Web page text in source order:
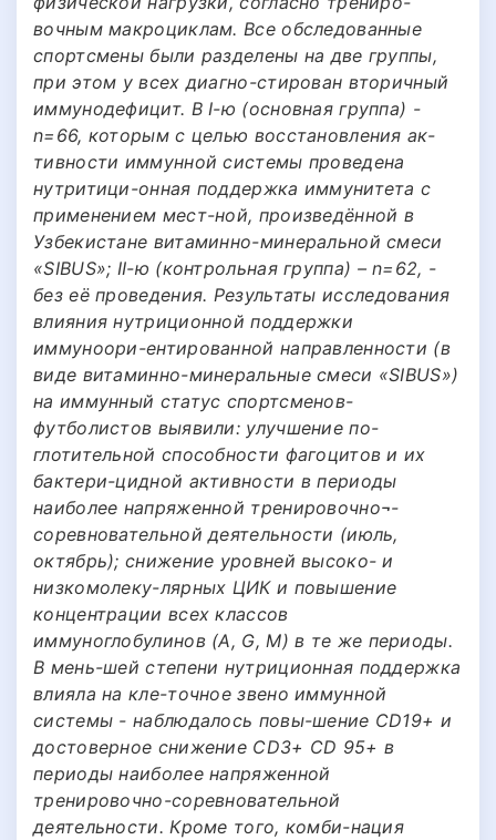
вочным макроциклам. Все обследованные
спортсмены были разделены на две группы,
при этом у всех диагно-стирован вторичный
иммунодефицит. В I-ю (основная группа) -
n=66, которым с целью восстановления ак-
тивности иммунной системы проведена
нутритици-онная поддержка иммунитета с
применением мест-ной, произведённой в
Узбекистане витаминно-минеральной смеси
«SIBUS»; II-ю (контрольная группа) – n=62, -
без её проведения. Результаты исследования
влияния нутриционной поддержки
иммуноори-ентированной направленности (в
виде витаминно-минеральные смеси «SIBUS»)
на иммунный статус спортсменов-
футболистов выявили: улучшение по-
глотительной способности фагоцитов и их
бактери-цидной активности в периоды
наиболее напряженной тренировочно¬-
соревновательной деятельности (июль,
октябрь); снижение уровней высоко- и
низкомолеку-лярных ЦИК и повышение
концентрации всех классов
иммуноглобулинов (A, G, М) в те же периоды.
В мень-шей степени нутриционная поддержка
влияла на кле-точное звено иммунной
системы - наблюдалось повы-шение CD19+ и
достоверное снижение CD3+ CD 95+ в
периоды наиболее напряженной
тренировочно-соревновательной
деятельности. Кроме того, комби-нация